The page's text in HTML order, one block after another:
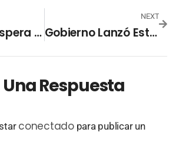
El Salvador Espera 24 Naciones Para Campeonato Mundial De Surf “ISA Sup”
NEXT
Gobierno Lanzó Estampillas Postales Para Promover #SurfCity
Una Respuesta
conectadopara publicar un